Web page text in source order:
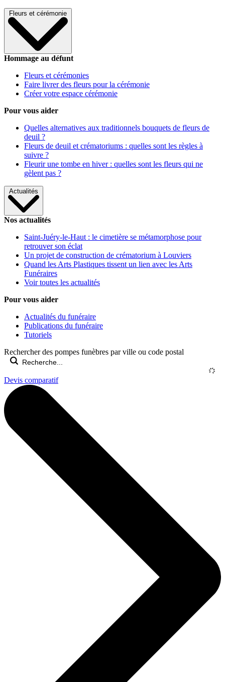
Fleurs et cérémonie
Hommage au défunt
Fleurs et cérémonies
Faire livrer des fleurs pour la cérémonie
Créer votre espace cérémonie
Pour vous aider
Quelles alternatives aux traditionnels bouquets de fleurs de
deuil ?
Fleurs de deuil et crématoriums : quelles sont les règles à
suivre ?
Fleurir une tombe en hiver : quelles sont les fleurs qui ne
gèlent pas ?
Actualités
Nos actualités
Saint-Juéry-le-Haut : le cimetière se métamorphose pour
retrouver son éclat
Un projet de construction de crématorium à Louviers
Quand les Arts Plastiques tissent un lien avec les Arts
Funéraires
Voir toutes les actualités
Pour vous aider
Actualités du funéraire
Publications du funéraire
Tutoriels
Rechercher des pompes funèbres par ville ou code postal
Devis comparatif